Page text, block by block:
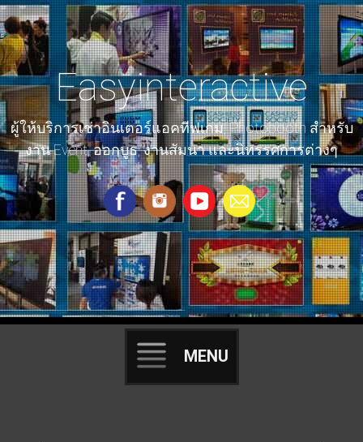
ให้เช่าราคาถูก interactive game event เก็บโลโก้ ทัชสกรีน ยิงปืน
เป้า Floor Wall มอเตอร์ไซค์ ปั่นจักรยาน ลู่วิ่ง xbox360 VR รถแข่ง
ig ตู้โฟโต้บูธ สติ๊กเกอร์ ถ่ายรูปปริ้น nintendoswitch playstation
Easyinteractive
ผู้ให้บริการเช่าอินเตอร์แอคทีฟเกม, Photobooth สำหรับ
งาน Event, ออกบูธ, งานสัมนา และนิทรรศการต่างๆ
MENU